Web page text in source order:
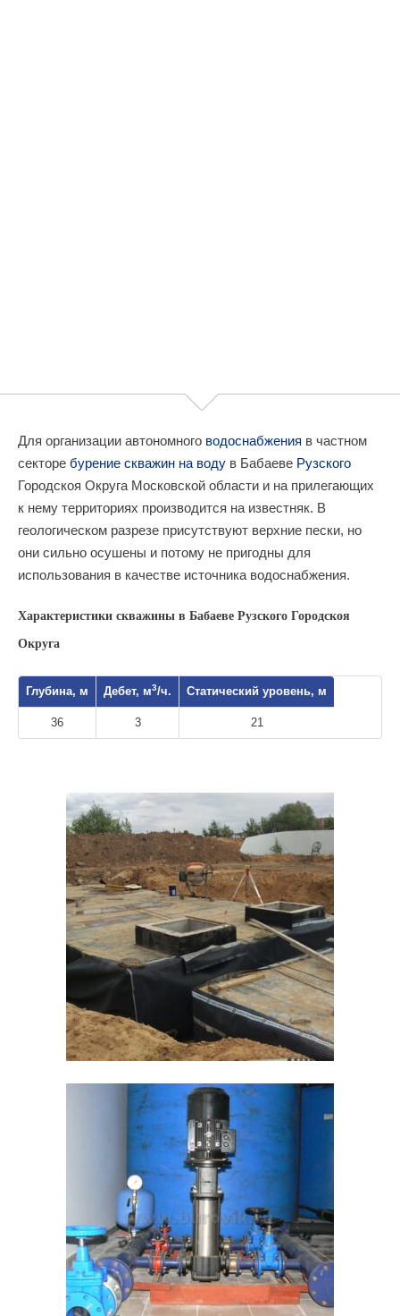
Для организации автономного водоснабжения в частном
секторе бурение скважин на воду в Бабаеве Рузского
Городскоя Округа Московской области и на прилегающих
к нему территориях производится на известняк. В
геологическом разрезе присутствуют верхние пески, но
они сильно осушены и потому не пригодны для
использования в качестве источника водоснабжения.
Характеристики скважины в Бабаеве Рузского Городскоя
Округа
Глубина, м Дебет, м3/ч. Статический уровень, м
36 3 21